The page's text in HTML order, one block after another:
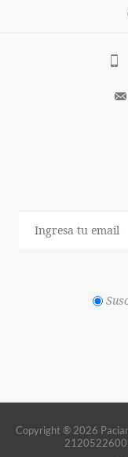
Copyright ® 2026